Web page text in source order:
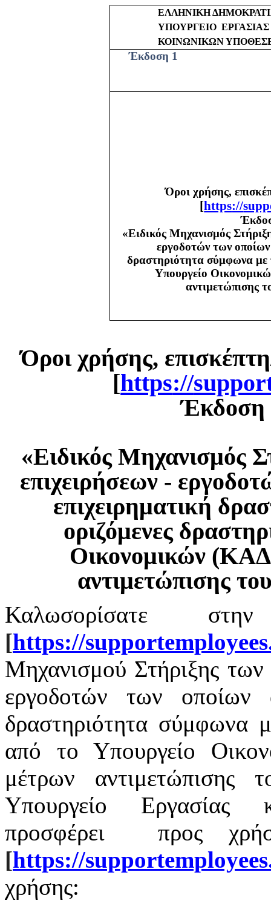
ΕΛΛΗΝΙΚΗ
ΥΠΟΥΡΓΕΙΟ
ΚΟΙΝΩΝΙΚΩΝ
Έκδοση 1
Όροι χρήσης,
[https://
«Ειδικός Μηχανισμός
εργοδοτών των οποίων
δραστηριότητα σύμφωνα με
Υπουργείο
αντιμετώπισης
Όροι χρήσης,
[https://
Έκδοση
«Ειδικός Μηχανισμός
επιχειρήσεων -
επιχειρηματική
οριζόμενες
Οικονομικών
αντιμετώπισης
Καλωσορίσατε
[https://supportemployees
Μηχανισμού Στήριξης
εργοδοτών των οποίων
δραστηριότητα σύμφωνα
από το Υπουργείο
μέτρων αντιμετώπισης
Υπουργείο Εργασίας
προσφέρει
προς
[https://supportemployees
χρήσης: